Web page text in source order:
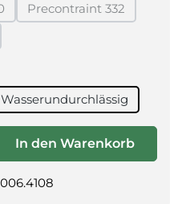
ist zurzeit nicht verfügbar.)
Precontraint 332
(Diese Option ist
zurzeit nicht verfügbar.)
zurzeit nicht verfügbar.)
Wasserundurchlässig
Wert ein oder
In den Warenkorb